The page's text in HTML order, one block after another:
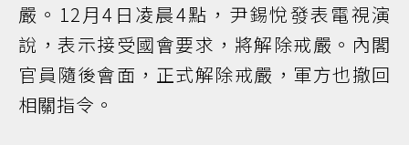
嚴。12月4日凌晨4點，尹錫悅發表電視演
說，表示接受國會要求，將解除戒嚴。內閣
官員隨後會面，正式解除戒嚴，軍方也撤回
相關指令。